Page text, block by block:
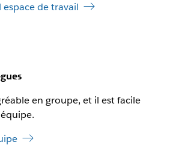
de travail
en groupe, et il est facile